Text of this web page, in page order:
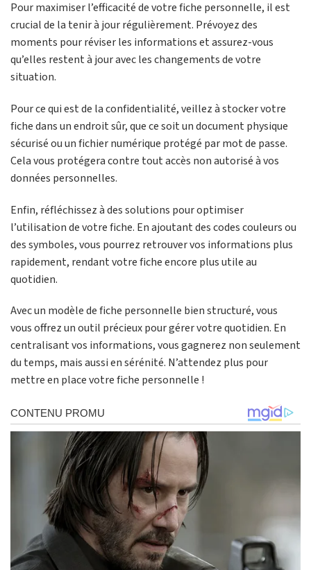
Pour maximiser l’efficacité de votre fiche personnelle, il est
crucial de la tenir à jour régulièrement. Prévoyez des
moments pour réviser les informations et assurez-vous
qu’elles restent à jour avec les changements de votre
situation.
Pour ce qui est de la confidentialité, veillez à stocker votre
fiche dans un endroit sûr, que ce soit un document physique
sécurisé ou un fichier numérique protégé par mot de passe.
Cela vous protégera contre tout accès non autorisé à vos
données personnelles.
Enfin, réfléchissez à des solutions pour optimiser
l’utilisation de votre fiche. En ajoutant des codes couleurs ou
des symboles, vous pourrez retrouver vos informations plus
rapidement, rendant votre fiche encore plus utile au
quotidien.
Avec un modèle de fiche personnelle bien structuré, vous
vous offrez un outil précieux pour gérer votre quotidien. En
centralisant vos informations, vous gagnerez non seulement
du temps, mais aussi en sérénité. N’attendez plus pour
mettre en place votre fiche personnelle !